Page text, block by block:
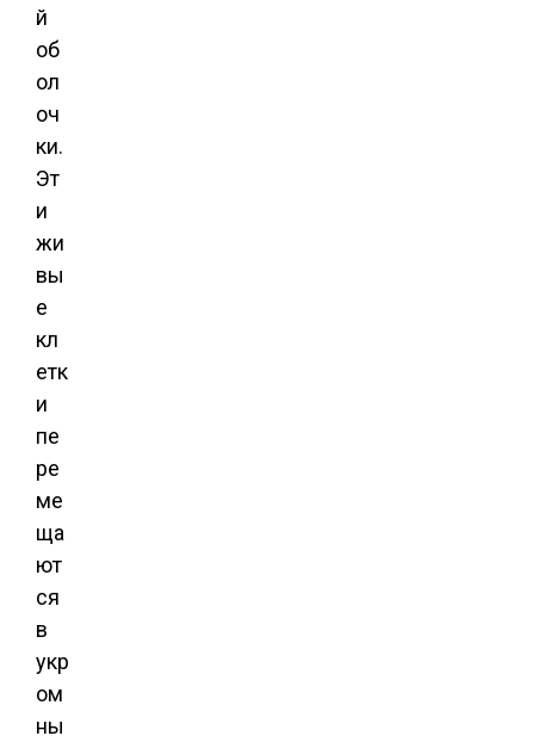
й
об
ол
оч
ки.
Эт
и
жи
вы
е
кл
етк
и
пе
ре
ме
ща
ют
ся
в
укр
ом
ны